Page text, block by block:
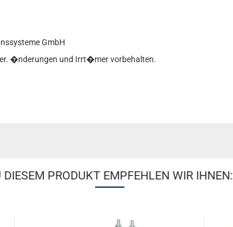
GmbH
�nderungen und Irrt�mer vorbehalten.
DIESEM PRODUKT EMPFEHLEN WIR IHNEN: